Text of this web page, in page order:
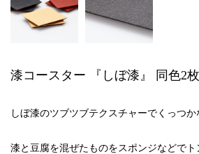
漆コースター 『しぼ漆』 同色2
しぼ漆のツブツブテクスチャーでくっつか
漆と豆腐を混ぜたものをスポンジなどで